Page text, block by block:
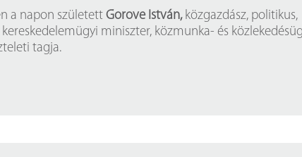
a napon születettGorove István,közgazdász, politikus,
miniszter, közmunka- és
tagja.